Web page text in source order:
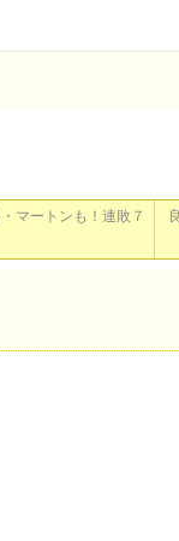
マートンも！連敗７